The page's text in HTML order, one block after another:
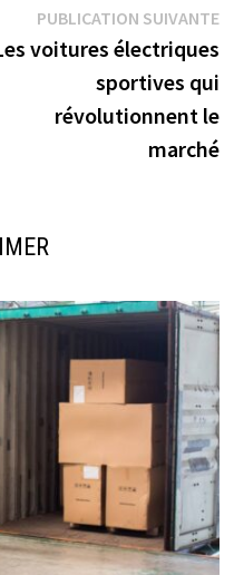
:
PUBLICATION SUIVANTE
voitures électriques
sportives qui
révolutionnent le
marché